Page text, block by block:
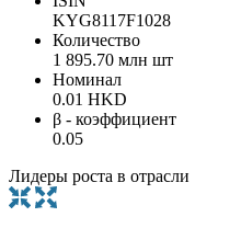
KYG8117F1028
Количество
1 895.70 млн шт
Номинал
0.01 HKD
β - коэффициент
0.05
Лидеры роста в отрасли